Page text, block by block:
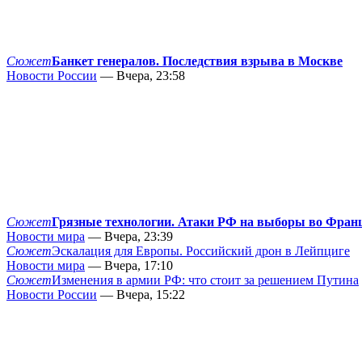
СюжетБанкет генералов. Последствия взрыва в Москве
Новости России — Вчера, 23:58
СюжетГрязные технологии. Атаки РФ на выборы во
Новости мира — Вчера, 23:39
СюжетЭскалация для Европы. Российский дрон в Лейпциге
Новости мира — Вчера, 17:10
СюжетИзменения в армии РФ: что стоит за решением Путина
Новости России — Вчера, 15:22